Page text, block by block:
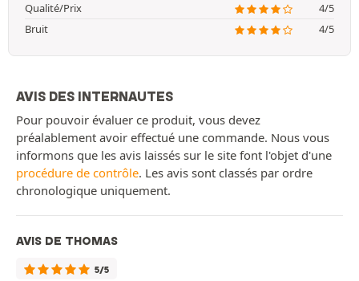
Qualité/Prix
4/5
Bruit
4/5
AVIS DES INTERNAUTES
Pour pouvoir évaluer ce produit, vous devez
préalablement avoir effectué une commande. Nous vous
informons que les avis laissés sur le site font l'objet d'une
procédure de contrôle. Les avis sont classés par ordre
chronologique uniquement.
AVIS DE THOMAS
5/5